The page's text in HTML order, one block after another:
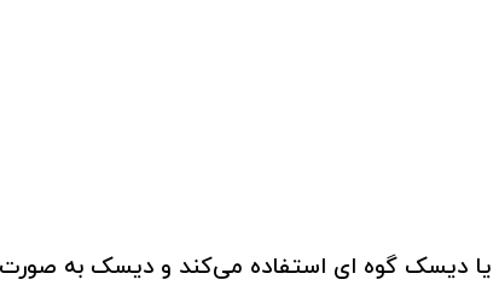
دیسک گوه ای استفاده می‌کند و دیسک به صورت